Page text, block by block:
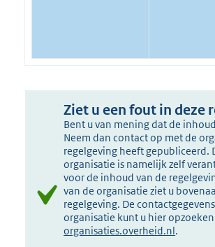
Ziet u een fout in deze
Bent u van mening dat de
Neem dan contact op met de
regelgeving heeft gepubliceerd.
organisatie is namelijk zelf
voor de inhoud van de
van de organisatie ziet u
regelgeving. De
organisatie kunt u hier
organisaties.overheid.nl.